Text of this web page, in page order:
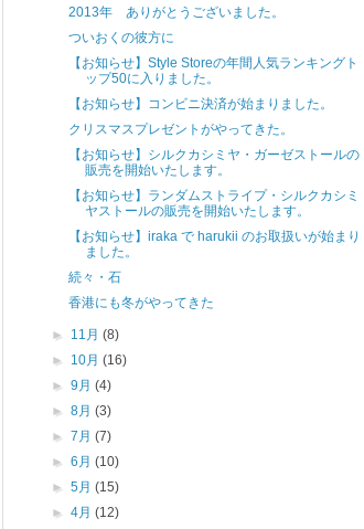
2013年 ありがとうございました。
ついおくの彼方に
【お知らせ】Style Storeの年間人気ランキングト
ップ50に入りました。
【お知らせ】コンビニ決済が始まりました。
クリスマスプレゼントがやってきた。
【お知らせ】シルクカシミヤ・ガーゼストールの
販売を開始いたします。
【お知らせ】ランダムストライプ・シルクカシミ
ヤストールの販売を開始いたします。
【お知らせ】iraka で harukii のお取扱いが始まり
ました。
続々・石
香港にも冬がやってきた
► 11月(8)
► 10月(16)
►9月(4)
►8月(3)
►7月(7)
►6月(10)
►5月(15)
►4月(12)